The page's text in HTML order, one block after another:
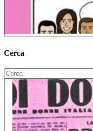
Cerca